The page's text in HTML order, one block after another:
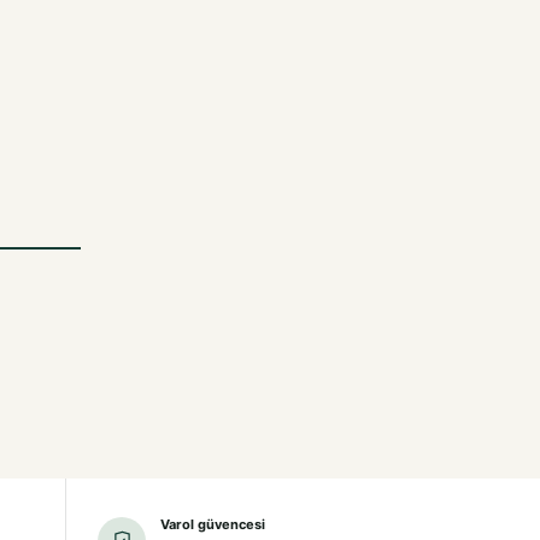
Varol güvencesi